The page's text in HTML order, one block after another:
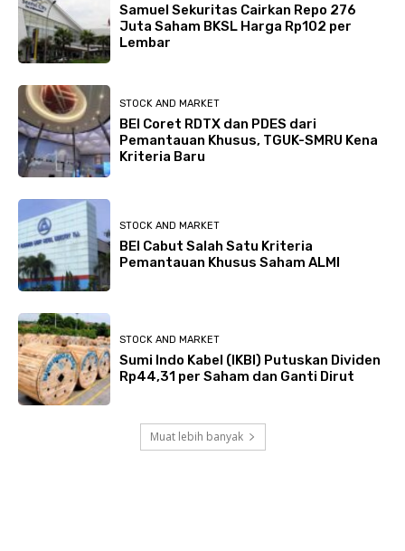
Samuel Sekuritas Cairkan Repo 276
Juta Saham BKSL Harga Rp102 per
Lembar
STOCK AND MARKET
BEI Coret RDTX dan PDES dari
Pemantauan Khusus, TGUK-SMRU Kena
Kriteria Baru
STOCK AND MARKET
BEI Cabut Salah Satu Kriteria
Pemantauan Khusus Saham ALMI
STOCK AND MARKET
Sumi Indo Kabel (IKBI) Putuskan Dividen
Rp44,31 per Saham dan Ganti Dirut
Muat lebih banyak